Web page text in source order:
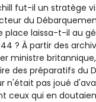
fut-il un stratège
du
place laissa-t-il au
? À partir des
ministre
des préparatifs du
n'était pas joué
ceux qui en